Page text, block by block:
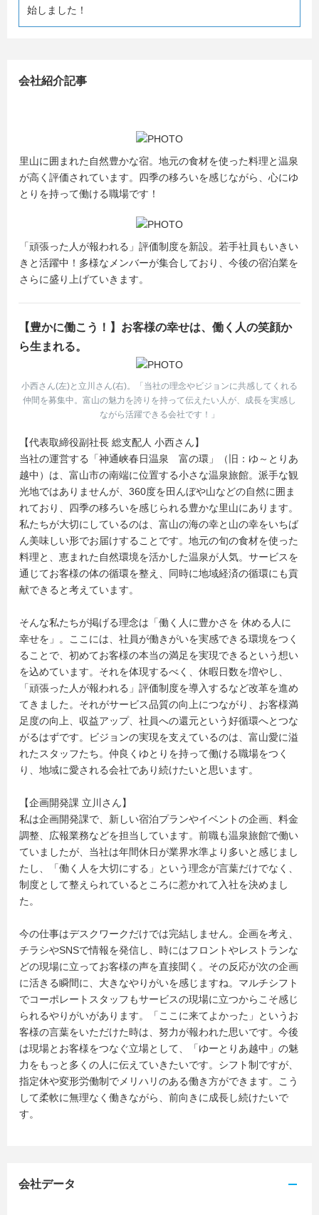
始しました！
会社紹介記事
里山に囲まれた自然豊かな宿。地元の食材を使った料理と温泉
が高く評価されています。四季の移ろいを感じながら、心にゆ
とりを持って働ける職場です！
「頑張った人が報われる」評価制度を新設。若手社員もいきい
きと活躍中！多様なメンバーが集合しており、今後の宿泊業を
さらに盛り上げていきます。
【豊かに働こう！】お客様の幸せは、働く人の笑顔か
ら生まれる。
小西さん(左)と立川さん(右)。「当社の理念やビジョンに共感してくれる
仲間を募集中。富山の魅力を誇りを持って伝えたい人が、成長を実感し
ながら活躍できる会社です！」
【代表取締役副社長 総支配人 小西さん】
当社の運営する「神通峡春日温泉 富の環」（旧：ゆ～とりあ
越中）は、富山市の南端に位置する小さな温泉旅館。派手な観
光地ではありませんが、360度を田んぼや山などの自然に囲ま
れており、四季の移ろいを感じられる豊かな里山にあります。
私たちが大切にしているのは、富山の海の幸と山の幸をいちば
ん美味しい形でお届けすることです。地元の旬の食材を使った
料理と、恵まれた自然環境を活かした温泉が人気。サービスを
通じてお客様の体の循環を整え、同時に地域経済の循環にも貢
献できると考えています。
そんな私たちが掲げる理念は「働く人に豊かさを 休める人に
幸せを」。ここには、社員が働きがいを実感できる環境をつく
ることで、初めてお客様の本当の満足を実現できるという想い
を込めています。それを体現するべく、休暇日数を増やし、
「頑張った人が報われる」評価制度を導入するなど改革を進め
てきました。それがサービス品質の向上につながり、お客様満
足度の向上、収益アップ、社員への還元という好循環へとつな
がるはずです。ビジョンの実現を支えているのは、富山愛に溢
れたスタッフたち。仲良くゆとりを持って働ける職場をつく
り、地域に愛される会社であり続けたいと思います。
【企画開発課 立川さん】
私は企画開発課で、新しい宿泊プランやイベントの企画、料金
調整、広報業務などを担当しています。前職も温泉旅館で働い
ていましたが、当社は年間休日が業界水準より多いと感じまし
たし、「働く人を大切にする」という理念が言葉だけでなく、
制度として整えられているところに惹かれて入社を決めまし
た。
今の仕事はデスクワークだけでは完結しません。企画を考え、
チラシやSNSで情報を発信し、時にはフロントやレストランな
どの現場に立ってお客様の声を直接聞く。その反応が次の企画
に活きる瞬間に、大きなやりがいを感じますね。マルチシフト
でコーポレートスタッフもサービスの現場に立つからこそ感じ
られるやりがいがあります。「ここに来てよかった」というお
客様の言葉をいただけた時は、努力が報われた思いです。今後
は現場とお客様をつなぐ立場として、「ゆーとりあ越中」の魅
力をもっと多くの人に伝えていきたいです。シフト制ですが、
指定休や変形労働制でメリハリのある働き方ができます。こう
して柔軟に無理なく働きながら、前向きに成長し続けたいで
す。
会社データ